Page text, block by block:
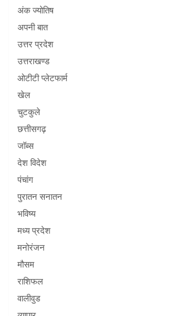
अंक ज्योतिष
अपनी बात
उत्तर प्रदेश
उत्तराखण्ड
ओटीटी प्लेटफार्म
खेल
चुटकुले
छत्तीसगढ़
जॉब्स
देश विदेश
पंचांग
पुरातन सनातन
भविष्य
मध्य प्रदेश
मनोरंजन
मौसम
राशिफल
वालीवुड